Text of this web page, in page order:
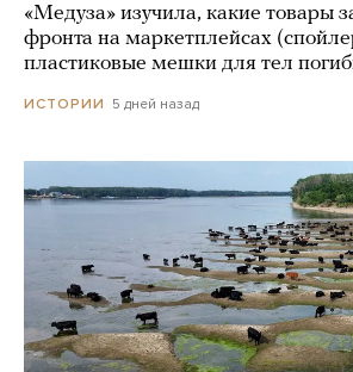
«Медуза» изучила, какие товары
фронта на маркетплейсах
пластиковые мешки для тел
ИСТОРИИ 5 дней назад